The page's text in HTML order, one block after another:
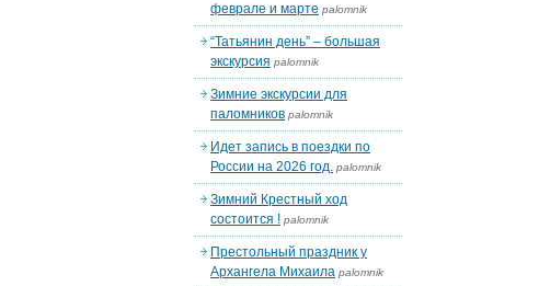
феврале и марте palomnik
“Татьянин день” – большая
экскурсия palomnik
Зимние экскурсии для
паломников palomnik
Идет запись в поездки по
России на 2026 год. palomnik
Зимний Крестный ход
состоится ! palomnik
Престольный праздник у
Архангела Михаила palomnik